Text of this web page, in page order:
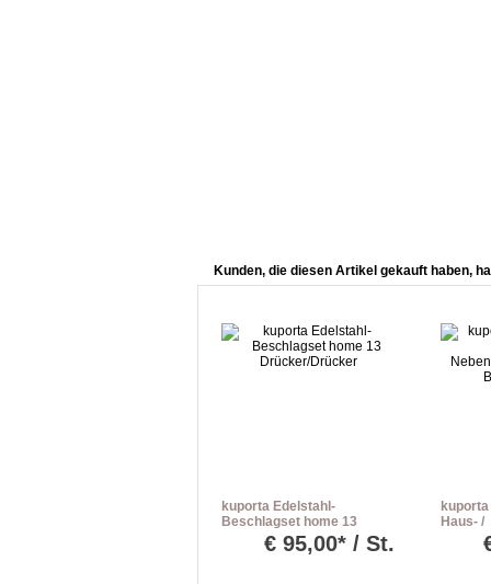
Kunden, die diesen Artikel gekauft haben,
kuporta Edelstahl-
Beschlagset home 13
Drücker/Drücker
€ 95,00* / St.
Haus- /